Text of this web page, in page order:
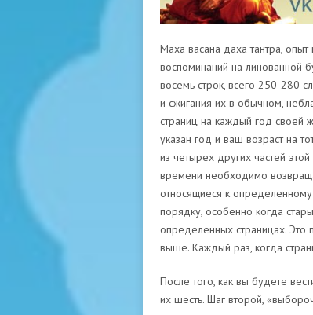
Маха васана даха тантра, опыт
воспоминаний на линованной
восемь строк, всего 250-280
и сжигания их в обычном,
страниц на каждый год своей
указан год и ваш возраст на
из четырех других частей
времени необходимо
относящиеся к
порядку, особенно когда
определенных страницах.
выше. Каждый раз, когда
После того, как вы будете
их шесть. Шаг второй,